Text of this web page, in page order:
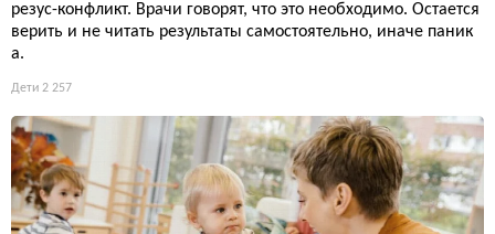
резус-конфликт. Врачи говорят, что это необходимо. Остается
верить и не читать результаты самостоятельно, иначе паник
а.
Дети 2 257